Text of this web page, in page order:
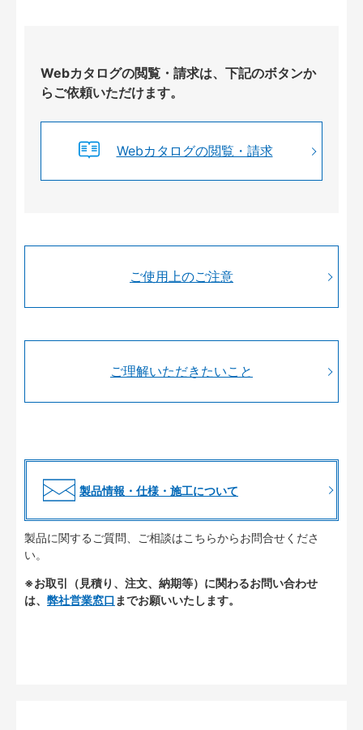
Webカタログの閲覧・請求は、下記のボタンか
らご依頼いただけます。
Webカタログの閲覧・請求
ご使用上のご注意
ご理解いただきたいこと
製品情報・仕様・施工について
製品に関するご質問、ご相談はこちらからお問合せくださ
い。
※お取引（見積り、注文、納期等）に関わるお問い合わせ
は、 弊社営業窓口 までお願いいたします。